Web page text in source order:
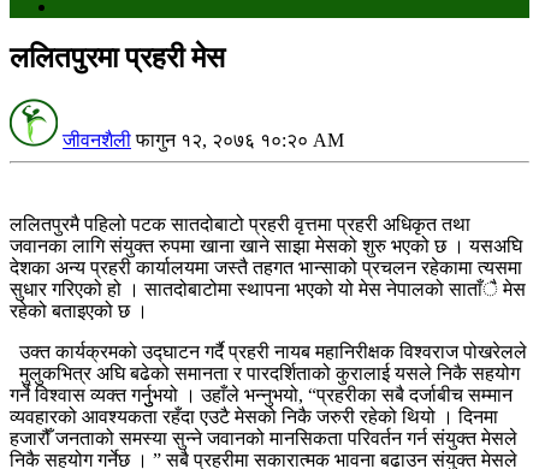
ललितपुरमा प्रहरी मेस
जीवनशैली फागुन १२, २०७६ १०:२० AM
ललितपुरमै पहिलो पटक सातदोबाटो प्रहरी वृत्तमा प्रहरी अधिकृत तथा
जवानका लागि संयुक्त रुपमा खाना खाने साझा मेसको शुरु भएको छ । यसअघि
देशका अन्य प्रहरी कार्यालयमा जस्तै तहगत भान्साको प्रचलन रहेकामा त्यसमा
सुधार गरिएको हो । सातदोबाटोमा स्थापना भएको यो मेस नेपालको साताँै मेस
रहेको बताइएको छ ।
उक्त कार्यक्रमको उद्घाटन गर्दै प्रहरी नायब महानिरीक्षक विश्वराज पोखरेलले
मुलुकभित्र अघि बढेको समानता र पारदर्शिताको कुरालाई यसले निकै सहयोग
गर्ने विश्वास व्यक्त गर्नुुभयो । उहाँले भन्नुभयो, “प्रहरीका सबै दर्जाबीच सम्मान
व्यवहारको आवश्यकता रहँदा एउटै मेसको निकै जरुरी रहेको थियो । दिनमा
हजारौँ जनताको समस्या सुन्ने जवानको मानसिकता परिवर्तन गर्न संयुक्त मेसले
निकै सहयोग गर्नेछ । ” सबै प्रहरीमा सकारात्मक भावना बढाउन संयुक्त मेसले